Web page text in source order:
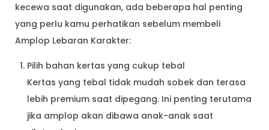
kecewa saat digunakan, ada beberapa hal penting
yang perlu kamu perhatikan sebelum membeli
Amplop Lebaran Karakter:
Pilih bahan kertas yang cukup tebal
Kertas yang tebal tidak mudah sobek dan terasa
lebih premium saat dipegang. Ini penting terutama
jika amplop akan dibawa anak-anak saat